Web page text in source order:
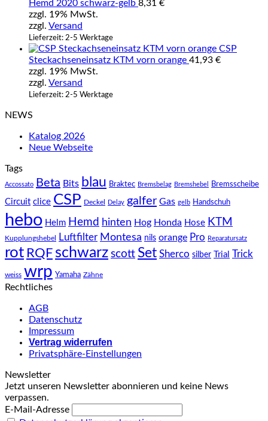
Hemd 2020 schwarz-gelb 8,31 €
zzgl. 19% MwSt.
zzgl. Versand
Lieferzeit: 2-5 Werktage
CSP
Steckachseneinsatz KTM vorn orange 41,93 €
zzgl. 19% MwSt.
zzgl. Versand
Lieferzeit: 2-5 Werktage
NEWS
Katalog 2026
Neue Webseite
Tags
Accossato Beta Bits blau Braktec Bremsbelag Bremshebel Bremsscheibe
Circuit clice CSP Deckel Delay galfer Gas gelb Handschuh
hebo Helm Hemd hinten Hog Honda Hose KTM
Kupplungshebel Luftfilter Montesa nils orange Pro Reparatursatz
rot RQF schwarz scott Set Sherco silber Trial Trick
weiss wrp Yamaha Zähne
Rechtliches
AGB
Datenschutz
Impressum
Vertrag widerrufen
Privatsphäre-Einstellungen
Newsletter
Jetzt unseren Newsletter abonnieren und keine News
verpassen.
E-Mail-Adresse